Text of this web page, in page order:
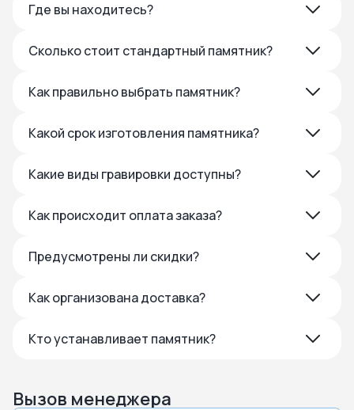
Где вы находитесь?
Сколько стоит стандартный памятник?
Как правильно выбрать памятник?
Какой срок изготовления памятника?
Какие виды гравировки доступны?
Как происходит оплата заказа?
Предусмотрены ли скидки?
Как организована доставка?
Кто устанавливает памятник?
Вызов менеджера